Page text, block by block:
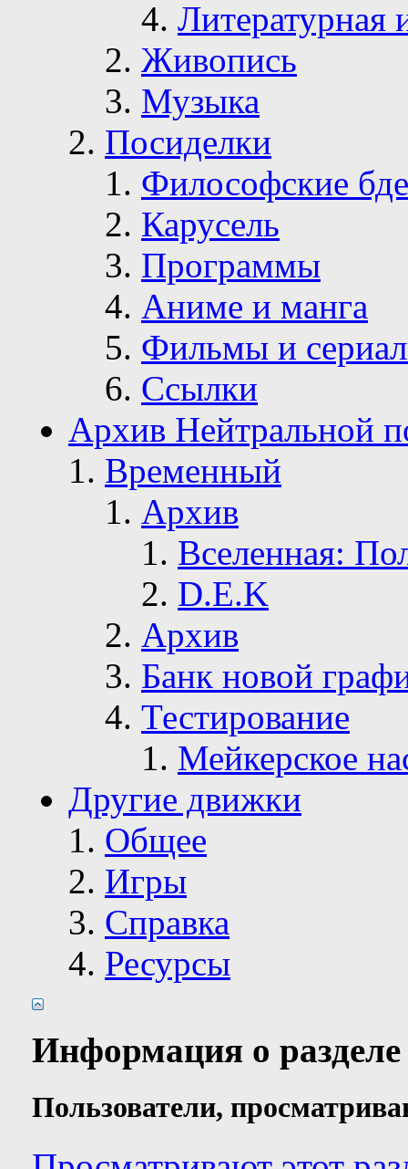
Живопись
Музыка
Посиделки
Философские
Карусель
Программы
Аниме и манга
Фильмы и
Ссылки
Архив Нейтральной
Временный
Архив
Вселенная:
D.E.K
Архив
Банк новой
Тестирование
Мейкерское
Другие движки
Общее
Игры
Справка
Ресурсы
Информация о
Пользователи,